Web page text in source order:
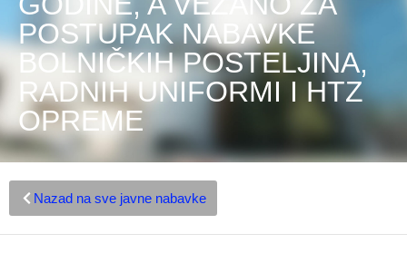
POSTUPAK NABAVKE
BOLNIČKIH POSTELJINA,
RADNIH UNIFORMI I HTZ
OPREME
Nazad na sve javne nabavke